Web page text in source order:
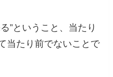
”ということ、当たり
当たり前でないことで